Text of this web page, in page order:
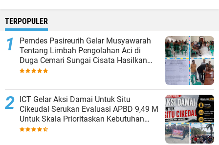
TERPOPULER
Pemdes Pasireurih Gelar Musyawarah
Tentang Limbah Pengolahan Aci di
Duga Cemari Sungai Cisata Hasilkan
Kesepakatan Tutup Sementara
ICT Gelar Aksi Damai Untuk Situ
Cikeudal Serukan Evaluasi APBD 9,49 M
Untuk Skala Prioritaskan Kebutuhan
Dasar Masyarakat Belum Saat nya